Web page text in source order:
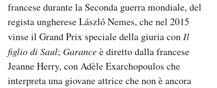
francese durante la Seconda guerra mondiale, del
regista ungherese László Nemes, che nel 2015
vinse il Grand Prix speciale della giuria conIl
figlio di Saul; Garanceè diretto dalla francese
Jeanne Herry, con Adèle Exarchopoulos che
interpreta una giovane attrice che non è ancora